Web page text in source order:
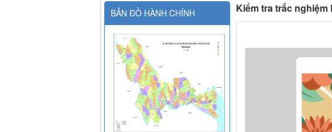
Kiểm tra trắc nghiệm
BẢN ĐỒ HÀNH CHÍNH